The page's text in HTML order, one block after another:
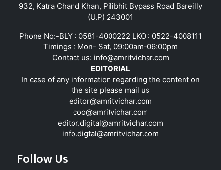
932, Katra Chand Khan, Pilibhit Bypass Road Bareilly
(U.P) 243001
Phone No:-BLY : 0581-4000222 LKO : 0522-4008111
Timings : Mon- Sat, 09:00am-06:00pm
Contact us: info@amritvichar.com
EDITORIAL
In case of any information regarding the content on
the site please mail us
editor@amritvichar.com
coo@amritvichar.com
editor.digital@amritvichar.com
info.digtal@amritvichar.com
Follow Us